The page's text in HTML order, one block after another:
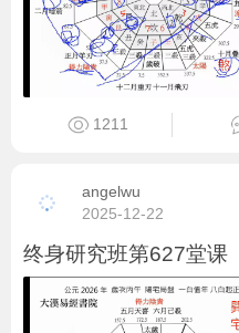
1211
angelwu
2025-12-22
终身研究班第627堂课